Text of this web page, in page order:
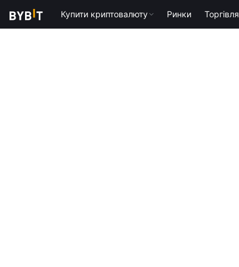
Купити криптовалюту Ринки Торгівля